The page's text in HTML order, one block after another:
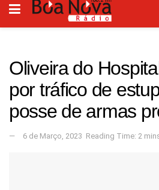
Oliveira do
por tráfico de
posse de armas
6 de Março, 2023 Reading Time: 2